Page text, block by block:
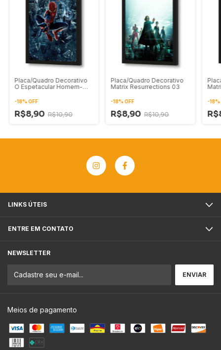
Placa/Quadro Decorativo
O Espetacular Homem-
-18%OFF
R$8,90 R$10,90
Placa/Quadro Decorativo
Matrix Resurrections 03
-18%OFF
R$8,90 R$10,90
-18%
LINKS ÚTEIS
ENTRE EM CONTATO
NEWSLETTER
Meios de pagamento